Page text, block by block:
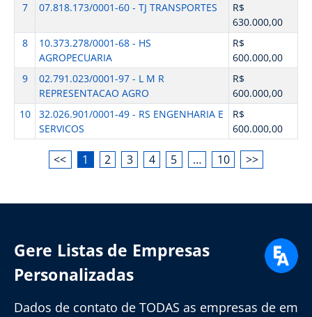
7
07.818.173/0001-60 - TJ TRANSPORTES
R$
630.000,00
8
10.373.278/0001-68 - HS
AGROPECUARIA
R$
600.000,00
9
02.791.023/0001-97 - L M R
REPRESENTACAO AGRO
R$
600.000,00
10
32.026.901/0001-49 - RS ENGENHARIA E
SERVICOS
R$
600.000,00
<< 1 2 3 4 5 … 10 >>
Gere Listas de Empresas
Personalizadas
Dados de contato de TODAS as empresas de em